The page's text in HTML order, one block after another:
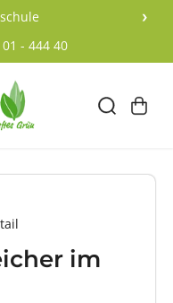
›
- 444 40
im